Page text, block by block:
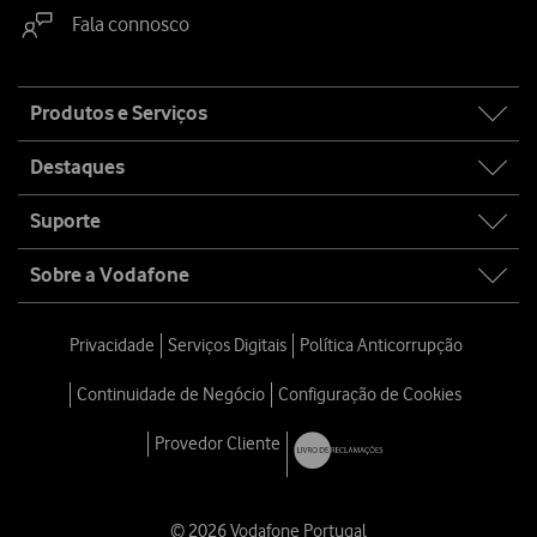
Fala connosco
map
Produtos e Serviços
Destaques
Suporte
Sobre a Vodafone
Privacidade Serviços Digitais Política Anticorrupção
Continuidade de Negócio Configuração de Cookies
Provedor Cliente
© 2026 Vodafone Portugal